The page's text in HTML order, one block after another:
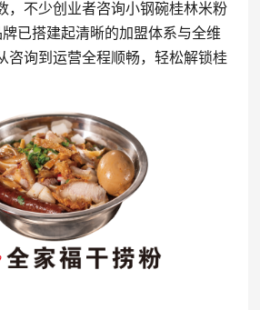
，不少创业者咨询小钢碗桂林米粉
已搭建起清晰的加盟体系与全维
咨询到运营全程顺畅，轻松解锁桂